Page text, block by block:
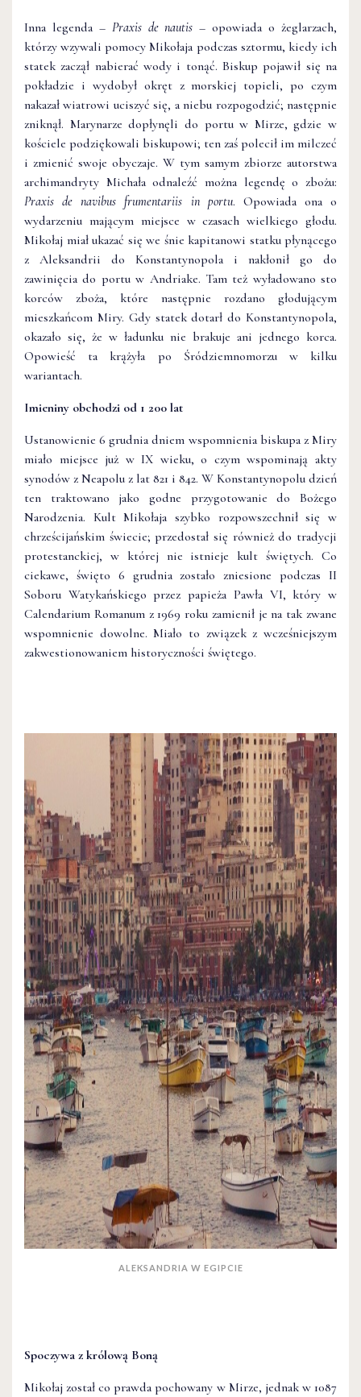
Inna legenda – Praxis de nautis– opowiada o żeglarzach,
którzy wzywali pomocy Mikołaja podczas sztormu, kiedy ich
statek zaczął nabierać wody i tonąć. Biskup pojawił się na
pokładzie i wydobył okręt z morskiej topieli, po czym
nakazał wiatrowi uciszyć się, a niebu rozpogodzić; następnie
zniknął. Marynarze dopłynęli do portu w Mirze, gdzie w
kościele podziękowali biskupowi; ten zaś polecił im milczeć
i zmienić swoje obyczaje. W tym samym zbiorze autorstwa
archimandryty Michała odnaleźć można legendę o zbożu:
Praxis de navibus frumentariis in portu. Opowiada ona o
wydarzeniu mającym miejsce w czasach wielkiego głodu.
Mikołaj miał ukazać się we śnie kapitanowi statku płynącego
z Aleksandrii do Konstantynopola i nakłonił go do
zawinięcia do portu w Andriake. Tam też wyładowano sto
korców zboża, które następnie rozdano głodującym
mieszkańcom Miry. Gdy statek dotarł do Konstantynopola,
okazało się, że w ładunku nie brakuje ani jednego korca.
Opowieść ta krążyła po Śródziemnomorzu w kilku
wariantach.
Imieniny obchodzi od 1 200 lat
Ustanowienie 6 grudnia dniem wspomnienia biskupa z Miry
miało miejsce już w IX wieku, o czym wspominają akty
synodów z Neapolu z lat 821 i 842. W Konstantynopolu dzień
ten traktowano jako godne przygotowanie do Bożego
Narodzenia. Kult Mikołaja szybko rozpowszechnił się w
chrześcijańskim świecie; przedostał się również do tradycji
protestanckiej, w której nie istnieje kult świętych. Co
ciekawe, święto 6 grudnia zostało zniesione podczas II
Soboru Watykańskiego przez papieża Pawła VI, który w
Calendarium Romanum z 1969 roku zamienił je na tak zwane
wspomnienie dowolne. Miało to związek z wcześniejszym
zakwestionowaniem historyczności świętego.
ALEKSANDRIA W EGIPCIE
Spoczywa z królową Boną
Mikołaj został co prawda pochowany w Mirze, jednak w 1087